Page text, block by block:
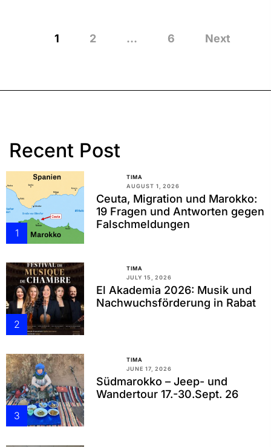
1 2 … 6 Next
Recent Post
1
TIMA
AUGUST 1, 2026
Ceuta, Migration und Marokko:
19 Fragen und Antworten gegen
Falschmeldungen
2
TIMA
JULY 15, 2026
El Akademia 2026: Musik und
Nachwuchsförderung in Rabat
3
TIMA
JUNE 17, 2026
Südmarokko – Jeep- und
Wandertour 17.-30.Sept. 26